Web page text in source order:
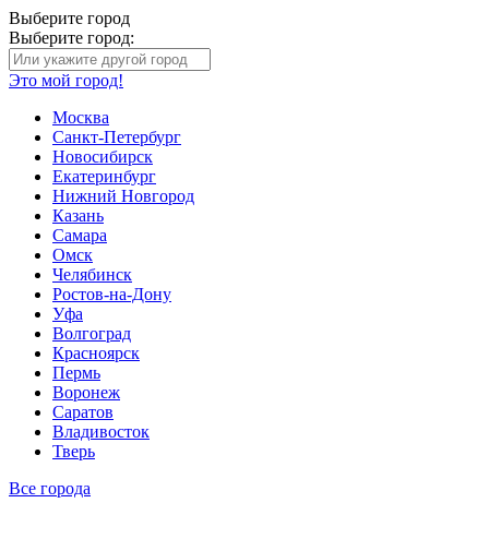
Выберите город
Выберите город:
Это мой город!
Москва
Санкт-Петербург
Новосибирск
Екатеринбург
Нижний Новгород
Казань
Самара
Омск
Челябинск
Ростов-на-Дону
Уфа
Волгоград
Красноярск
Пермь
Воронеж
Саратов
Владивосток
Тверь
Все города